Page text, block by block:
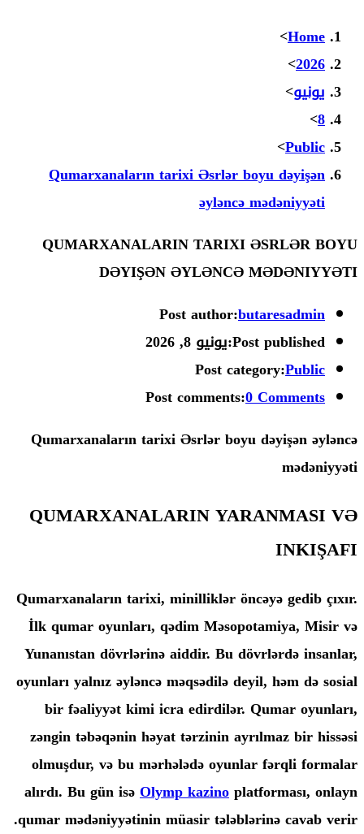
Qumarxanaların tarixi Əsrlər
əyləncə
QUMARXANALARIN TARIXI
DƏYIŞƏN ƏYLƏNCƏ
Post author:
يونيو 8, 2026
Post
Post comments:
Qumarxanaların tarixi Əsrlər boyu
QUMARXANALARIN
Qumarxanaların tarixi, minilliklər
İlk qumar oyunları, qədim
Yunanıstan dövrlərinə aiddir. Bu
oyunları yalnız əyləncə məqsədilə
bir fəaliyyət kimi icra edirdilər.
zəngin təbəqənin həyat tərzinin
olmuşdur, və bu mərhələdə
alırdı. Bu gün isəOlymp kazino
qumar mədəniyyətinin müasir